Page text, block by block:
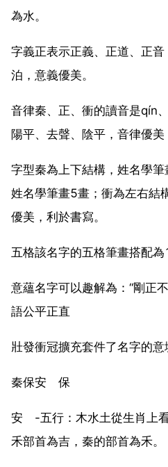
為水。
字義正表示正義、正道、正
泊，意義優美。
音律秦、正、衝的讀音是qín
陽平、去聲、陰平，音律優美
字型秦為上下結構，姓名學
姓名學筆畫5畫；衝為左右結
優美，利於書寫。
五格該名字的五格筆畫搭配
意蘊名字可以趣解為：“剛正
語公平正直
壯發衝冠擴充套件了名字的意
秦保安 保
安 -五行：木水土從生肖上
禾部首為吉，秦的部首為禾。